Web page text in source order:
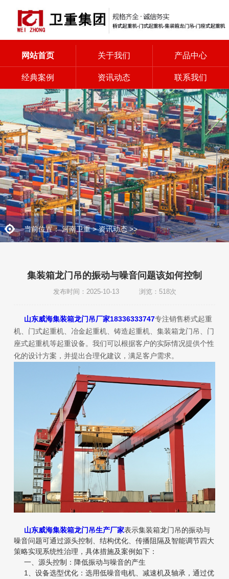
网站首页 关于我们 产品中心
经典案例 资讯动态 联系我们
当前位置：河南卫重>资讯动态>>
集装箱龙门吊的振动与噪音问题该如何控制
发布时间：2025-10-13 浏览：518次
山东威海集装箱龙门吊厂家18336333747专注销售桥式起重
机、门式起重机、冶金起重机、铸造起重机、集装箱龙门吊、门
座式起重机等起重设备。我们可以根据客户的实际情况提供个性
化的设计方案，并提出合理化建议，满足客户需求。
山东威海集装箱龙门吊生产厂家表示集装箱龙门吊的振动与
噪音问题可通过源头控制、结构优化、传播阻隔及智能调节四大
策略实现系统性治理，具体措施及案例如下：
一、源头控制：降低振动与噪音的产生
1、设备选型优化：选用低噪音电机、减速机及轴承，通过优